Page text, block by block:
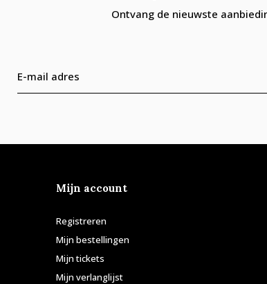
Ontvang de nieuwste
Mijn account
Registreren
Mijn bestellingen
Mijn tickets
Mijn verlanglijst